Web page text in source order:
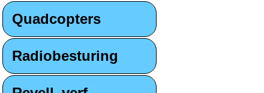
Quadcopters
Radiobesturing